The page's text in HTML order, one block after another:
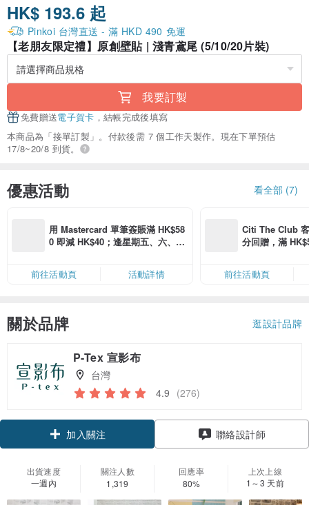
HK$ 193.6 起
Pinkoi 台灣直送 - 滿 HKD 490 免運
【老朋友限定禮】原創壁貼 | 淺青鳶尾 (5/10/20片裝)
我要訂製
免費贈送電子賀卡 ，結帳完成後填寫
本商品為「接單訂製」。付款後需 7 個工作天製作。現在下單預估
17/8~20/8 到貨。
優惠活動 看全部 (7)
用 Mastercard 單筆簽賬滿 HK$58
0 即減 HK$40；逢星期五、六、日
卡」結帳）
前往活動頁 活動詳情
Citi The Club
分回贈，滿
前往活動頁
關於品牌 逛設計品牌
P-Tex 宣影布
台灣
4.9 (276)
加入關注 聯絡設計師
出貨速度
一週內
關注人數
1,319
回應率
80%
上次上線
1～3 天前